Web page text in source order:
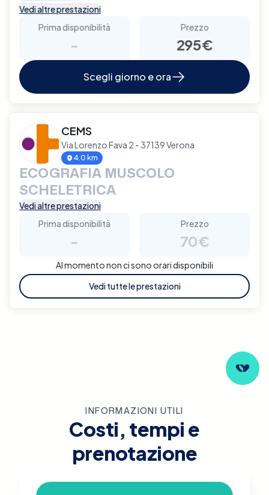
Vedi altre prestazioni
Prima disponibilità
-
Prezzo
295€
Scegli giorno e ora
CEMS
Via Lorenzo Fava 2 - 37139 Verona
4.0 km
ECOGRAFIA MUSCOLO
SCHELETRICA
Vedi altre prestazioni
Prima disponibilità
-
Prezzo
70€
Al momento non ci sono orari disponibili
Vedi tutte le prestazioni
INFORMAZIONI UTILI
Costi, tempi e
prenotazione